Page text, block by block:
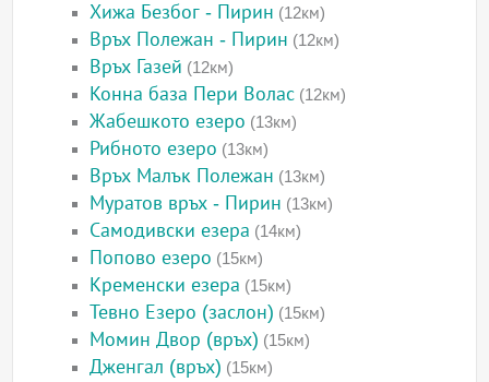
Хижа Безбог - Пирин (12км)
Връх Полежан - Пирин (12км)
Връх Газей (12км)
Конна база Пери Волас (12км)
Жабешкото езеро (13км)
Рибното езеро (13км)
Връх Малък Полежан (13км)
Муратов връх - Пирин (13км)
Самодивски езера (14км)
Попово езеро (15км)
Кременски езера (15км)
Тевно Езеро (заслон) (15км)
Момин Двор (връх) (15км)
Дженгал (връх) (15км)